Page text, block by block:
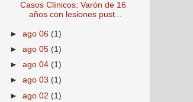
Casos Clínicos: Varón de 16
años con lesiones pust...
►ago 06 (1)
►ago 05 (1)
►ago 04 (1)
►ago 03 (1)
►ago 02 (1)